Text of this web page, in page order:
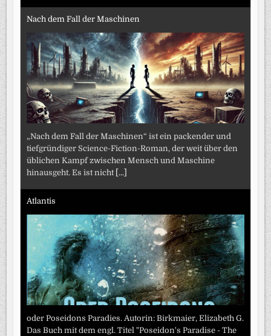
Nach dem Fall der Maschinen
„Nach dem Fall der Maschinen“ ist ein packender und
tiefgründiger Science-Fiction-Roman, der weit über den
üblichen Kampf zwischen Mensch und Maschine
hinausgeht. Es ist nicht [...]
Atlantis
oder Poseidons Paradies. Autorin: Birkmaier, Elizabeth G.
Das Buch mit dem engl. Titel "Poseidon's Paradise - The